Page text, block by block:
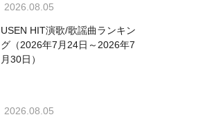
2026.08.05
USEN HIT演歌/歌謡曲ランキン
グ（2026年7月24日～2026年7
月30日）
2026.08.05